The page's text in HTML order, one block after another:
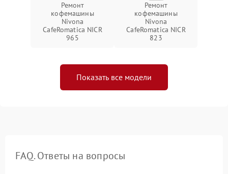
Ремонт
кофемашины
Nivona
CafeRomatica NICR
965
Ремонт
кофемашины
Nivona
CafeRomatica NICR
823
Показать все модели
FAQ. Ответы на вопросы